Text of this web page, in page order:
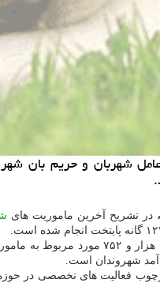
در تشریح آخرین ماموریت های
شهروندان است.
فعالیت های تخصصی در